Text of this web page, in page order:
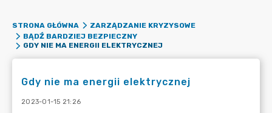
STRONA GŁÓWNA
ZARZĄDZANIE KRYZYSOWE
BĄDŹ BARDZIEJ BEZPIECZNY
GDY NIE MA ENERGII ELEKTRYCZNEJ
Gdy nie ma energii elektrycznej
2023-01-15 21:26